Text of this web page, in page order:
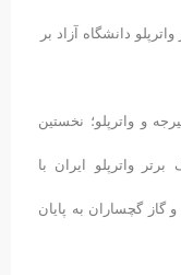
دانشگاه آزاد بر
و واترپلو؛ نخستین
واترپلو ایران با
و گاز گچساران به پایان